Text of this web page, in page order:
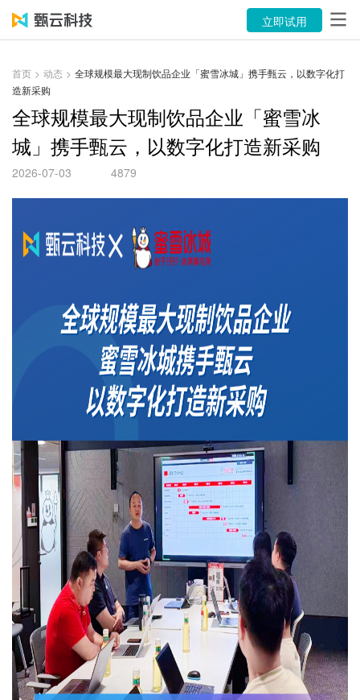
产品
资源中心
关于
立即试用
售后服务：400-116-0808
立即试用
首页 > 动态 > 全球规模最大现制饮品企业「蜜雪冰城」携手甄云，以数字化打
造新采购
全球规模最大现制饮品企业「蜜雪冰
城」携手甄云，以数字化打造新采购
2026-07-03 4879